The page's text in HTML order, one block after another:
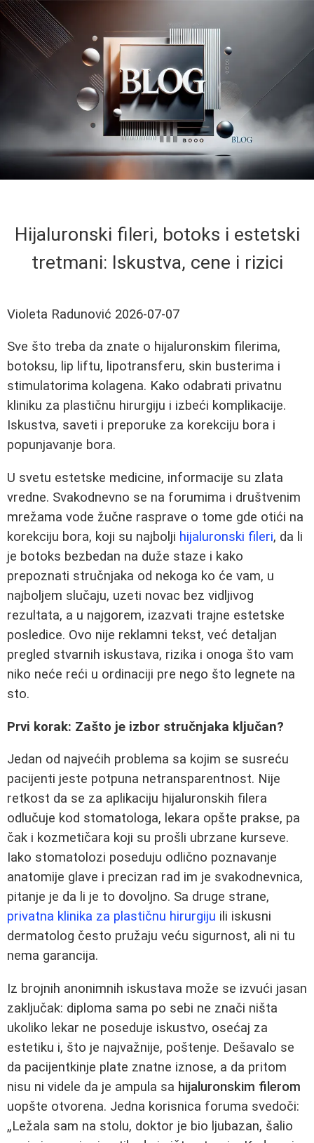
Hijaluronski fileri, botoks i estetski
tretmani: Iskustva, cene i rizici
Violeta Radunović 2026-07-07
Sve što treba da znate o hijaluronskim filerima,
botoksu, lip liftu, lipotransferu, skin busterima i
stimulatorima kolagena. Kako odabrati privatnu
kliniku za plastičnu hirurgiju i izbeći komplikacije.
Iskustva, saveti i preporuke za korekciju bora i
popunjavanje bora.
U svetu estetske medicine, informacije su zlata
vredne. Svakodnevno se na forumima i društvenim
mrežama vode žučne rasprave o tome gde otići na
korekciju bora, koji su najbolji hijaluronski fileri, da li
je botoks bezbedan na duže staze i kako
prepoznati stručnjaka od nekoga ko će vam, u
najboljem slučaju, uzeti novac bez vidljivog
rezultata, a u najgorem, izazvati trajne estetske
posledice. Ovo nije reklamni tekst, već detaljan
pregled stvarnih iskustava, rizika i onoga što vam
niko neće reći u ordinaciji pre nego što legnete na
sto.
Prvi korak: Zašto je izbor stručnjaka ključan?
Jedan od najvećih problema sa kojim se susreću
pacijenti jeste potpuna netransparentnost. Nije
retkost da se za aplikaciju hijaluronskih filera
odlučuje kod stomatologa, lekara opšte prakse, pa
čak i kozmetičara koji su prošli ubrzane kurseve.
Iako stomatolozi poseduju odlično poznavanje
anatomije glave i precizan rad im je svakodnevnica,
pitanje je da li je to dovoljno. Sa druge strane,
privatna klinika za plastičnu hirurgiju ili iskusni
dermatolog često pružaju veću sigurnost, ali ni tu
nema garancija.
Iz brojnih anonimnih iskustava može se izvući jasan
zaključak: diploma sama po sebi ne znači ništa
ukoliko lekar ne poseduje iskustvo, osećaj za
estetiku i, što je najvažnije, poštenje. Dešavalo se
da pacijentkinje plate znatne iznose, a da pritom
nisu ni videle da je ampula sa hijaluronskim filerom
uopšte otvorena. Jedna korisnica foruma svedoči:
„Ležala sam na stolu, doktor je bio ljubazan, šalio